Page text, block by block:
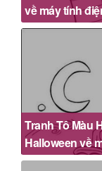
về máy tính
Tranh Tô Màu
Halloween về